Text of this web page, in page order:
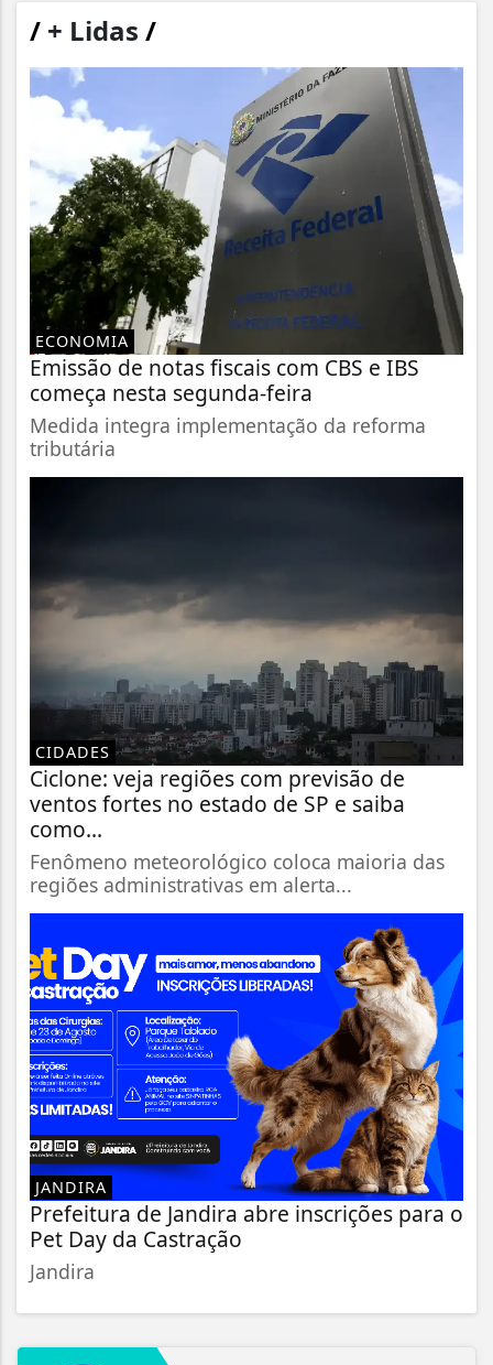
/ + Lidas /
ECONOMIA
Emissão de notas fiscais com CBS e IBS
começa nesta segunda-feira
Medida integra implementação da reforma
tributária
CIDADES
Ciclone: veja regiões com previsão de
ventos fortes no estado de SP e saiba
como...
Fenômeno meteorológico coloca maioria das
regiões administrativas em alerta...
JANDIRA
Prefeitura de Jandira abre inscrições para o
Pet Day da Castração
Jandira